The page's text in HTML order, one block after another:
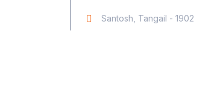
Santosh, Tangail - 1902